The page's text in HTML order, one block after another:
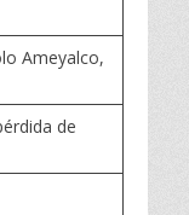
Ameyalco,
de